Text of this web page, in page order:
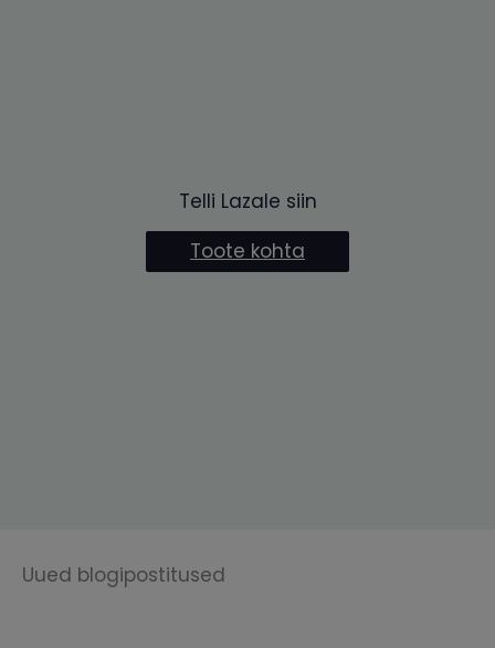
Telli Lazale siin
Toote kohta
Uued blogipostitused